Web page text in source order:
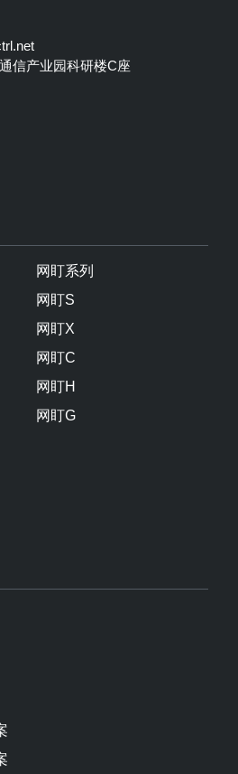
信产业园科研楼C座
网盯系列
网盯S
网盯X
网盯C
网盯H
网盯G